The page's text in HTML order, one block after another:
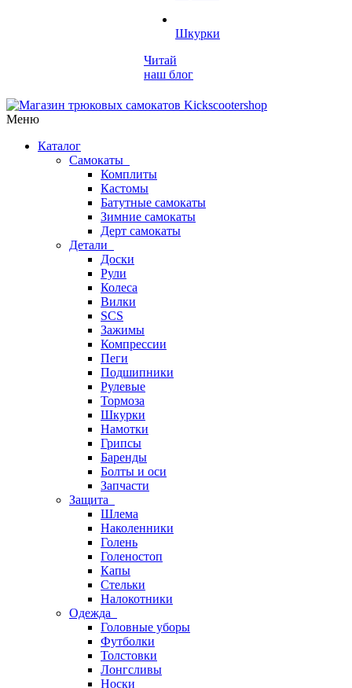
Шкурки
Читай
наш блог
Меню
Каталог
Самокаты
Комплиты
Кастомы
Батутные самокаты
Зимние самокаты
Дерт самокаты
Детали
Доски
Рули
Колеса
Вилки
SCS
Зажимы
Компрессии
Пеги
Подшипники
Рулевые
Тормоза
Шкурки
Намотки
Грипсы
Баренды
Болты и оси
Запчасти
Защита
Шлема
Наколенники
Голень
Голеностоп
Капы
Стельки
Налокотники
Одежда
Головные уборы
Футболки
Толстовки
Лонгсливы
Носки